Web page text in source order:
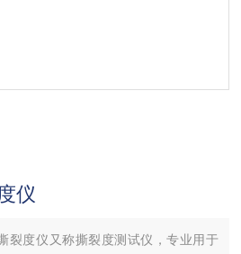
仪
裂度仪又称撕裂度测试仪，专业用于